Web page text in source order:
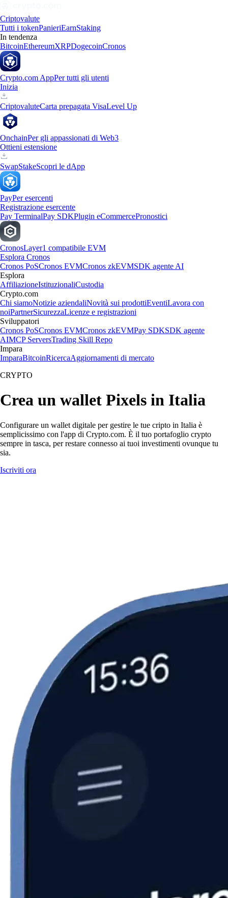
Criptovalute
Tutti i tokenPanieriEarnStaking
In tendenza
BitcoinEthereumXRPDogecoinCronos
Crypto.com AppPer tutti gli utenti
Inizia
CriptovaluteCarta prepagata VisaLevel Up
OnchainPer gli appassionati di Web3
Ottieni estensione
SwapStakeScopri le dApp
PayPer esercenti
Registrazione esercente
Pay TerminalPay SDKPlugin eCommercePronostici
CronosLayer1 compatibile EVM
Esplora Cronos
Cronos PoSCronos EVMCronos zkEVMSDK agente AI
Esplora
AffiliazioneIstituzionaliCustodia
Crypto.com
Chi siamoNotizie aziendaliNovità sui prodottiEventiLavora con
noiPartnerSicurezzaLicenze e registrazioni
Sviluppatori
Cronos PoSCronos EVMCronos zkEVMPay SDKSDK agente
AIMCP ServersTrading Skill Repo
Impara
ImparaBitcoinRicercaAggiornamenti di mercato
CRYPTO
Crea un wallet Pixels in Italia
Configurare un wallet digitale per gestire le tue cripto in Italia è
semplicissimo con l'app di Crypto.com. È il tuo portafoglio crypto
sempre in tasca, per restare connesso ai tuoi investimenti ovunque tu
sia.
Iscriviti ora